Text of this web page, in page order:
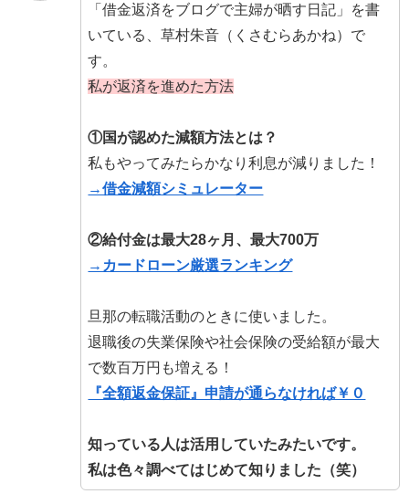
「借金返済をブログで主婦が晒す日記」を書
いている、草村朱音（くさむらあかね）で
す。
私が返済を進めた方法
①国が認めた減額方法とは？
私もやってみたらかなり利息が減りました！
→借金減額シミュレーター
②給付金は最大28ヶ月、最大700万
→カードローン厳選ランキング
旦那の転職活動のときに使いました。
退職後の失業保険や社会保険の受給額が最大
で数百万円も増える！
『全額返金保証』申請が通らなければ￥０
知っている人は活用していたみたいです。
私は色々調べてはじめて知りました（笑）